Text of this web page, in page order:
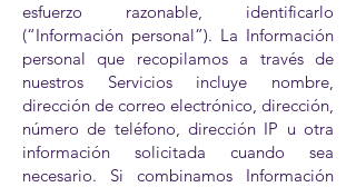
esfuerzo razonable, identificarlo
(“Información personal”). La Información
personal que recopilamos a través de
nuestros Servicios incluye nombre,
dirección de correo electrónico, dirección,
número de teléfono, dirección IP u otra
información solicitada cuando sea
necesario. Si combinamos Información